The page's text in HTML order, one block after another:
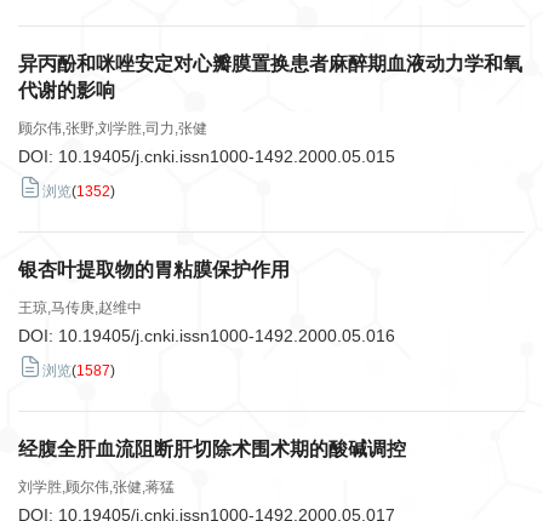
异丙酚和咪唑安定对心瓣膜置换患者麻醉期血液动力学和氧
代谢的影响
顾尔伟,张野,刘学胜,司力,张健
DOI: 10.19405/j.cnki.issn1000-1492.2000.05.015
浏览(1352)
银杏叶提取物的胃粘膜保护作用
王琼,马传庚,赵维中
DOI: 10.19405/j.cnki.issn1000-1492.2000.05.016
浏览(1587)
经腹全肝血流阻断肝切除术围术期的酸碱调控
刘学胜,顾尔伟,张健,蒋猛
DOI: 10.19405/j.cnki.issn1000-1492.2000.05.017